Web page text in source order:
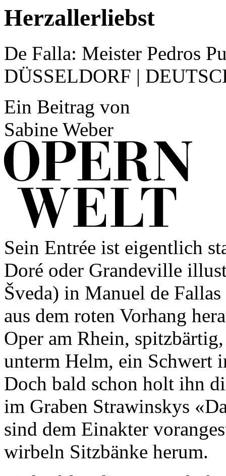
Herzallerliebst
De Falla: Meister Pedros
DÜSSELDORF |
Ein Beitrag von
Sabine Weber
Sein Entrée ist eigentlich
Doré oder Grandeville
Šveda) in Manuel de
aus dem roten Vorhang
Oper am Rhein,
unterm Helm, ein Schwert
Doch bald schon holt ihn
im Graben Strawinskys
sind dem Einakter
wirbeln Sitzbänke herum.